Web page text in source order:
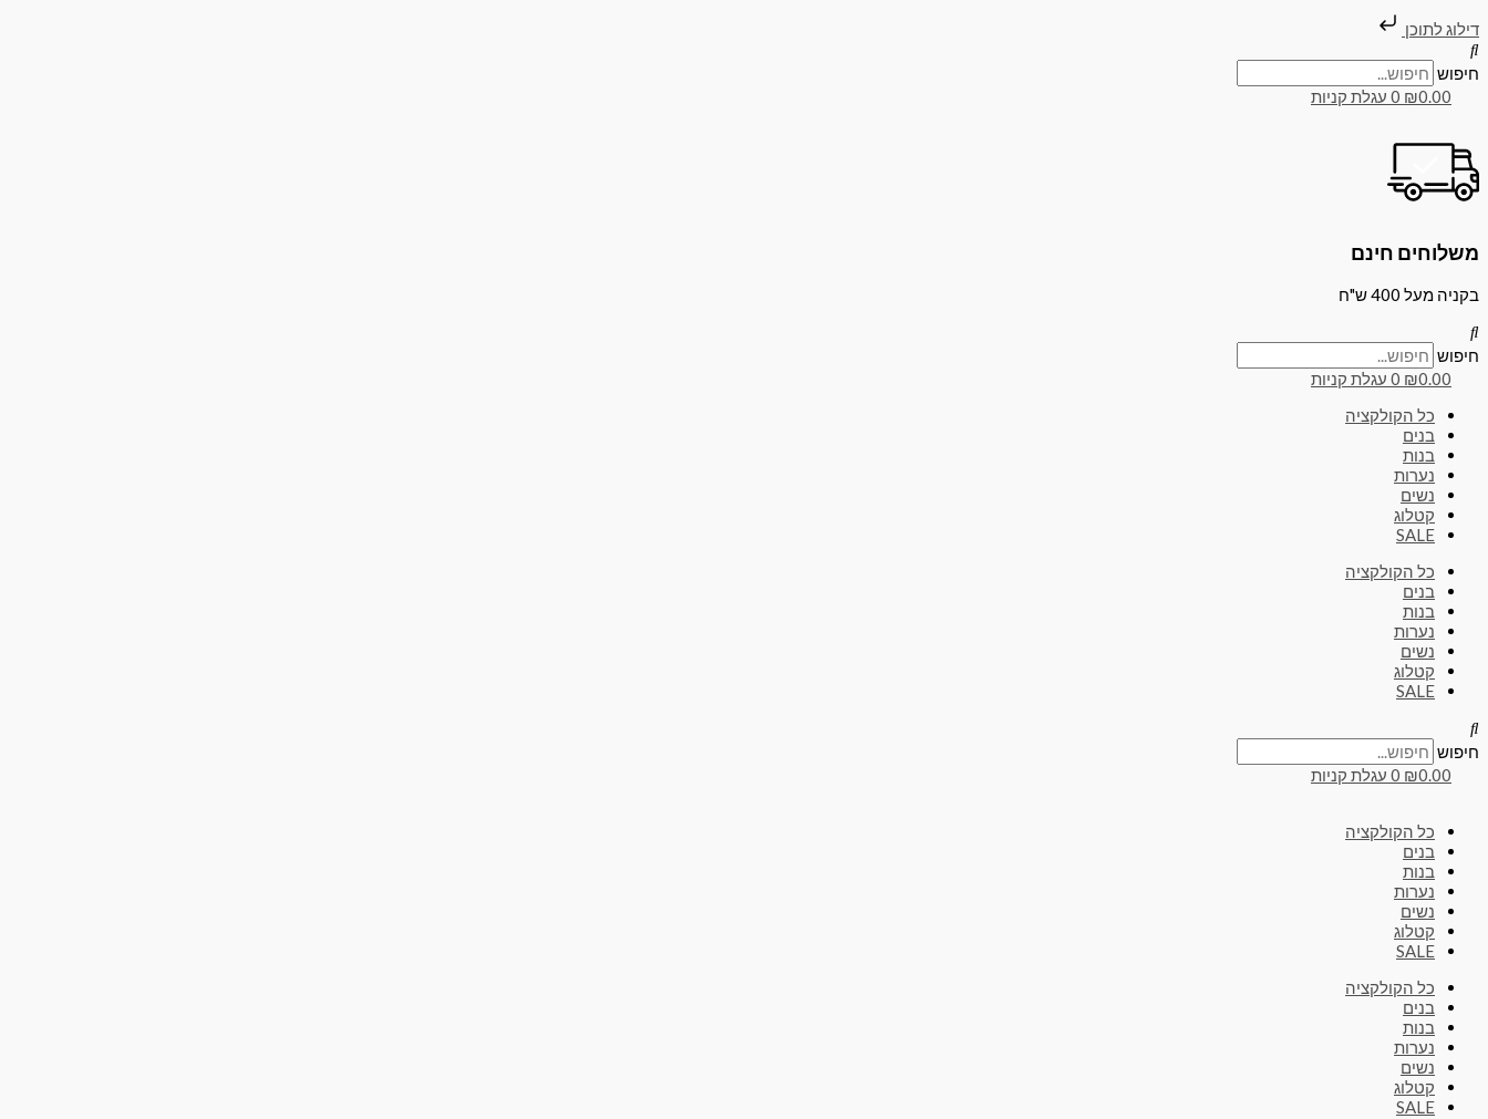
דילוג לתוכן
לתוכן
חיפוש
₪0.00
0 עגלת קניות
משלוחים חינם
בקניה מעל 400 ש"ח
חיפוש
₪0.00
0 עגלת קניות
כל הקולקציה
בנים
בנות
נערות
נשים
קטלוג
SALE
כל הקולקציה
בנים
בנות
נערות
נשים
קטלוג
SALE
חיפוש
₪0.00
0 עגלת קניות
כל הקולקציה
בנים
בנות
נערות
נשים
קטלוג
SALE
כל הקולקציה
בנים
בנות
נערות
נשים
קטלוג
SALE
של
סט
עם
ריקמה
מסביב